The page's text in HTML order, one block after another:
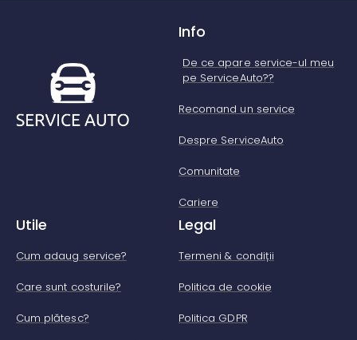
Info
De ce apare service-ul meu
pe ServiceAuto??
Recomand un service
Despre ServiceAuto
Comunitate
Cariere
Utile
Cum adaug service?
Care sunt costurile?
Cum plătesc?
Legal
Termeni & condiții
Politica de cookie
Politica GDPR